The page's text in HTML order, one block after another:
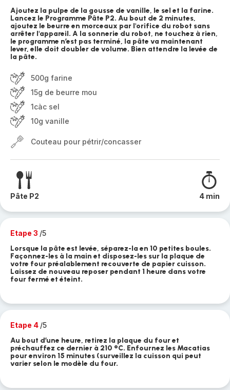
Ajoutez la pulpe de la gousse de vanille, le sel et la farine.
Lancez le Programme Pâte P2. Au bout de 2 minutes,
ajoutez le beurre en morceaux par l'orifice du robot sans
arrêter l'appareil. A la sonnerie du robot, ne touchez à rien,
le programme n’est pas terminé, la pâte va maintenant
lever, elle doit doubler de volume. Bien attendre la levée de
la pâte.
500g farine
15g de beurre mou
1càc sel
10g vanille
Couteau pour pétrir/concasser
Pâte P2 4 min
Etape 3 /5
Lorsque la pâte est levée, séparez-la en 10 petites boules.
Façonnez-les à la main et disposez-les sur la plaque de
votre four préalablement recouverte de papier cuisson.
Laissez de nouveau reposer pendant 1 heure dans votre
four fermé et éteint.
Etape 4 /5
Au bout d’une heure, retirez la plaque du four et
préchauffez ce dernier à 210 °C. Enfournez les Macatias
pour environ 15 minutes (surveillez la cuisson qui peut
varier selon le modèle du four.